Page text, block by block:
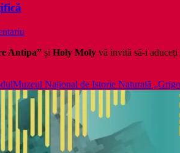
Antipa” și Holy Moly vă invită să-i
Muzeul Național de Istorie Naturală